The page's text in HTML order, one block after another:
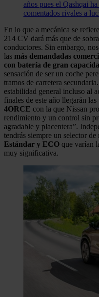
años pues el Qashqai
comentados rivales a
En lo que a mecánica se
214 CV dará más que de
conductores. Sin embargo,
las más demandadas
con batería de gran
sensación de ser un coche
tramos de carretera
estabilidad general incluso al
finales de este año llegarán las
4ORCE con la que Nissan
rendimiento y un control sin
agradable y placentera”.
tendrás siempre un selector de
Estándar y ECO que varían
muy significativa.